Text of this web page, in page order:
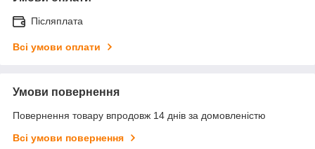
Післяплата
Всі умови оплати
Умови повернення
Повернення товару впродовж 14 днів за домовленістю
Всі умови повернення